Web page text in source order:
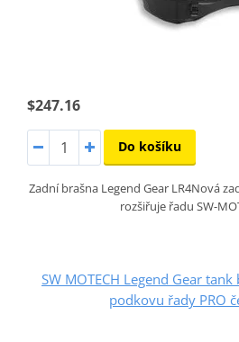
$247.16
Do košíku
Zadní brašna Legend Gear LR4Nová
rozšiřuje řadu SW-
SW MOTECH Legend Gear
podkovu řady PRO